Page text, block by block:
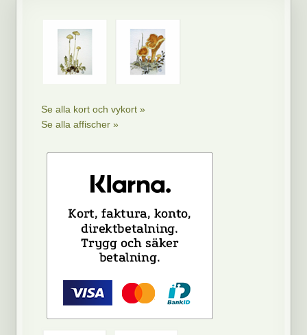
Se alla kort och vykort »
Se alla affischer »